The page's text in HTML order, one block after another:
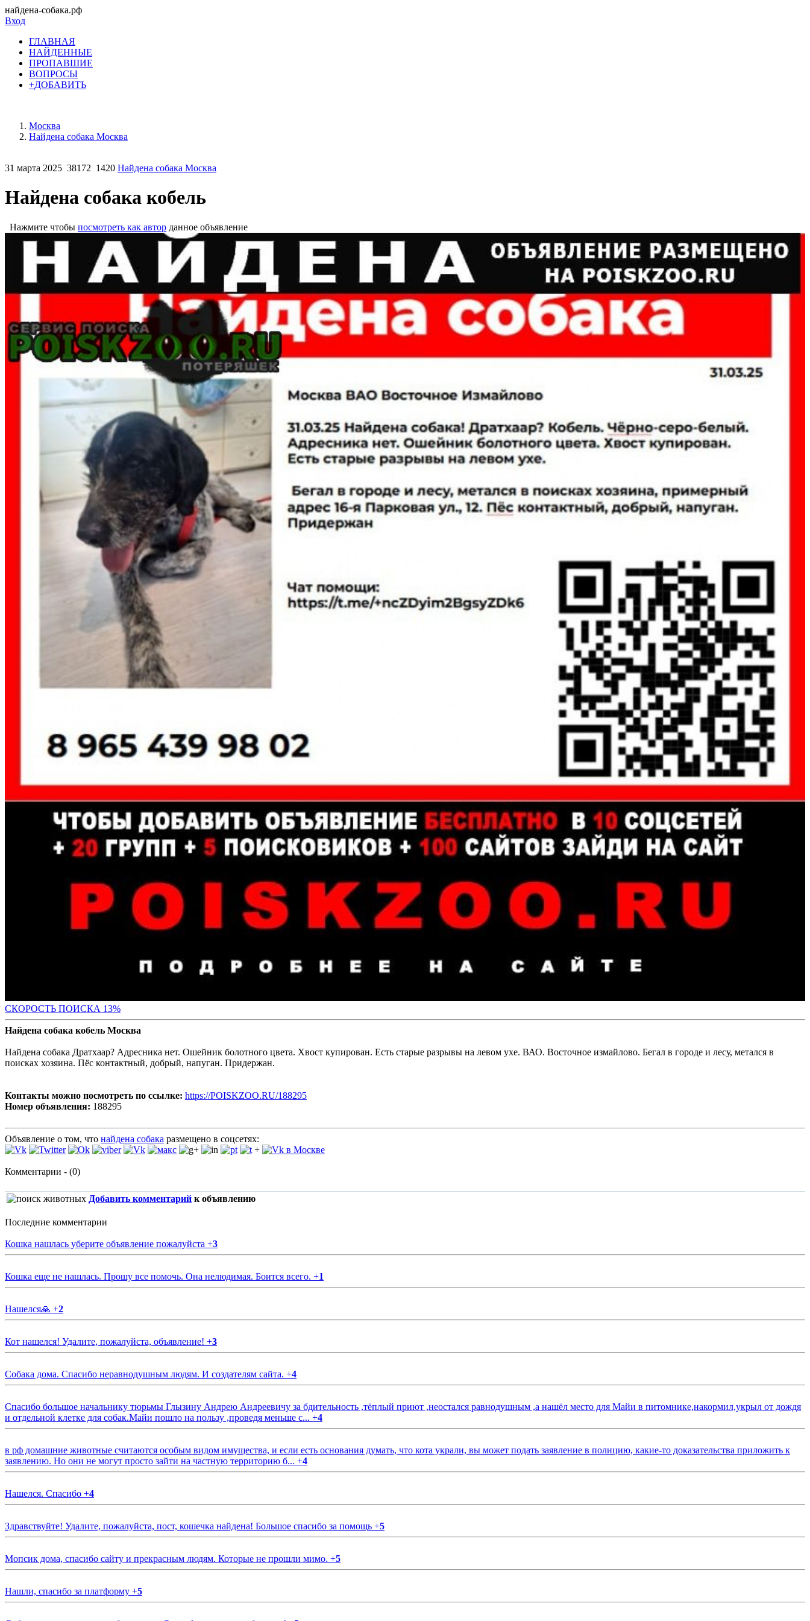
найдена-собака.рф
Вход
ГЛАВНАЯ
НАЙДЕННЫЕ
ПРОПАВШИЕ
ВОПРОСЫ
+ДОБАВИТЬ
Москва
Найдена собака Москва
31 марта 2025 38172 1420 Найдена собака Москва
Найдена собака кобель
Нажмите чтобы посмотреть как автор данное объявление
СКОРОСТЬ ПОИСКА 13%
Найдена собака кобель Москва
Найдена собака Дратхаар? Адресника нет. Ошейник болотного цвета. Хвост купирован. Есть старые разрывы на левом ухе. ВАО. Восточное измайлово. Бегал в городе и лесу, метался в
поисках хозяина. Пёс контактный, добрый, напуган. Придержан.
Контакты можно посмотреть по ссылке: https://POISKZOO.RU/188295
Номер объявления: 188295
Объявление о том, что найдена собака размещено в соцсетях:
+
Комментарии - (0)
Добавить комментарий к объявлению
Последние комментарии
Кошка нашлась уберите объявление пожалуйста +3
Кошка еще не нашлась. Прошу все помочь. Она нелюдимая. Боится всего. +1
Нашелся🙏 +2
Кот нашелся! Удалите, пожалуйста, объявление! +3
Собака дома. Спасибо неравнодушным людям. И создателям сайта. +4
Спасибо большое начальнику тюрьмы Глызину Андрею Андреевичу за бдительность ,тёплый приют ,неостался равнодушным ,а нашёл место для Майи в питомнике,накормил,укрыл от дождя
и отдельной клетке для собак.Майи пошло на пользу ,проведя меньше с... +4
в рф домашние животные считаются особым видом имущества, и если есть основания думать, что кота украли, вы может подать заявление в полицию, какие-то доказательства приложить к
заявлению. Но они не могут просто зайти на частную территорию б... +4
Нашелся. Спасибо +4
Здравствуйте! Удалите, пожалуйста, пост, кошечка найдена! Большое спасибо за помощь +5
Мопсик дома, спасибо сайту и прекрасным людям. Которые не прошли мимо. +5
Нашли, спасибо за платформу +5